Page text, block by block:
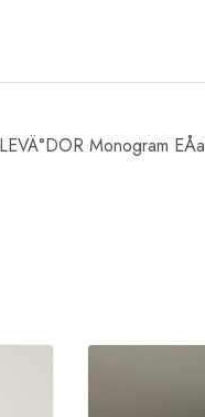
LEVÄ°DOR Monogram